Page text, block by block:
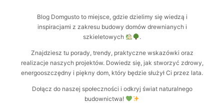
Blog Domgusto to miejsce, gdzie dzielimy się wiedzą i
inspiracjami z zakresu budowy domów drewnianych i
szkieletowych
.
Znajdziesz tu porady, trendy, praktyczne wskazówki oraz
realizacje naszych projektów. Dowiedz się, jak stworzyć zdrowy,
energooszczędny i piękny dom, który będzie służył Ci przez lata.
Dołącz do naszej społeczności i odkryj świat naturalnego
budownictwa!